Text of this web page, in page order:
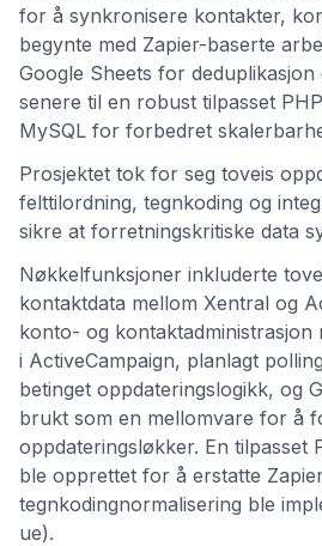
for å synkronisere kontakter,
begynte med Zapier-baserte
Google Sheets for deduplikasjon
senere til en robust tilpasset
MySQL for forbedret
Prosjektet tok for seg toveis
felttilordning, tegnkoding og
sikre at forretningskritiske data
Nøkkelfunksjoner inkluderte
kontaktdata mellom Xentral og
konto- og kontaktadministrasjon
i ActiveCampaign, planlagt
betinget oppdateringslogikk, og
brukt som en mellomvare for å
oppdateringsløkker. En tilpasset
ble opprettet for å erstatte
tegnkodingnormalisering ble
ue).